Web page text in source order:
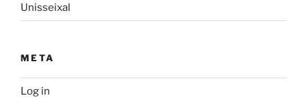
Unisseixal
META
Log in